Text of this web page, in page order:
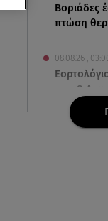
Βοριάδες
πτώση
08.08.26 ,
στις 8
07.08.26 , 22:40